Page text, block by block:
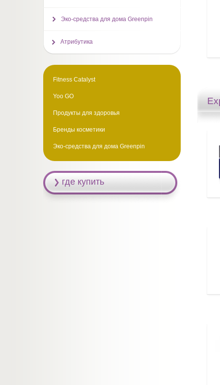
Эко-средства для дома Greenpin
Атрибутика
Fitness Catalyst
Yoo GO
Продукты для здоровья
Бренды косметики
Эко-средства для дома Greenpin
где купить